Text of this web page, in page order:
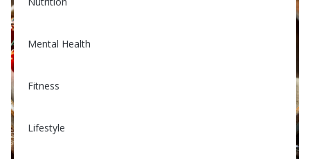
Mental Health
Fitness
Lifestyle